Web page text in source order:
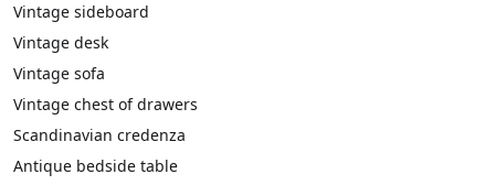
Vintage sideboard
Vintage desk
Vintage sofa
Vintage chest of drawers
Scandinavian credenza
Antique bedside table